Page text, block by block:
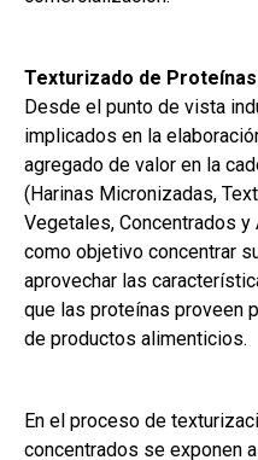
Texturizado de
Desde el punto de vista
implicados en la
agregado de valor en la
(Harinas Micronizadas,
Vegetales, Concentrados
como objetivo concentrar
aprovechar las
que las proteínas proveen
de productos alimenticios.
En el proceso de
concentrados se exponen